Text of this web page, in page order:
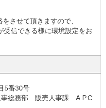
させて頂きますので、
受信できる様に環境設定をお
5番30号
事総務部 販売人事課 A.P.C